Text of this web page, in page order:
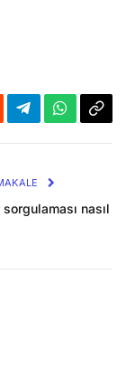
TelegramWhatsApp
nasıl